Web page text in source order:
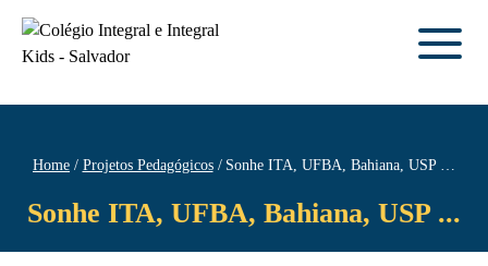
Home Projetos Pedagógicos Sonhe ITA, UFBA, Bahiana, USP …
Sonhe ITA, UFBA, Bahiana, USP ...